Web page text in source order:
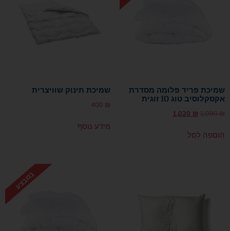
שמיכת פריד פלומה מסדרת
אקסקלוסיב טוג 10 זוגית
1,090₪
1,020 ₪
הוספה לסל
שמיכת תינוק שוויצרית
400 ₪
מידע נוסף